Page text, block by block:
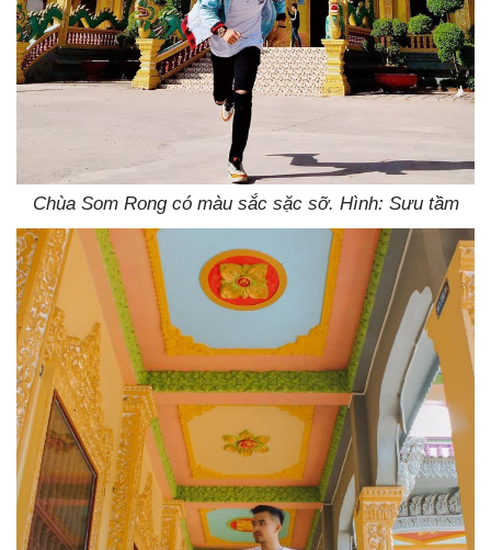
Chùa Som Rong có màu sắc sặc sỡ. Hình: Sưu tầm